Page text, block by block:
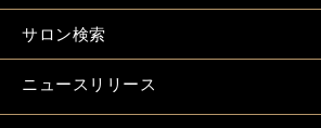
サロン検索
ニュースリリース